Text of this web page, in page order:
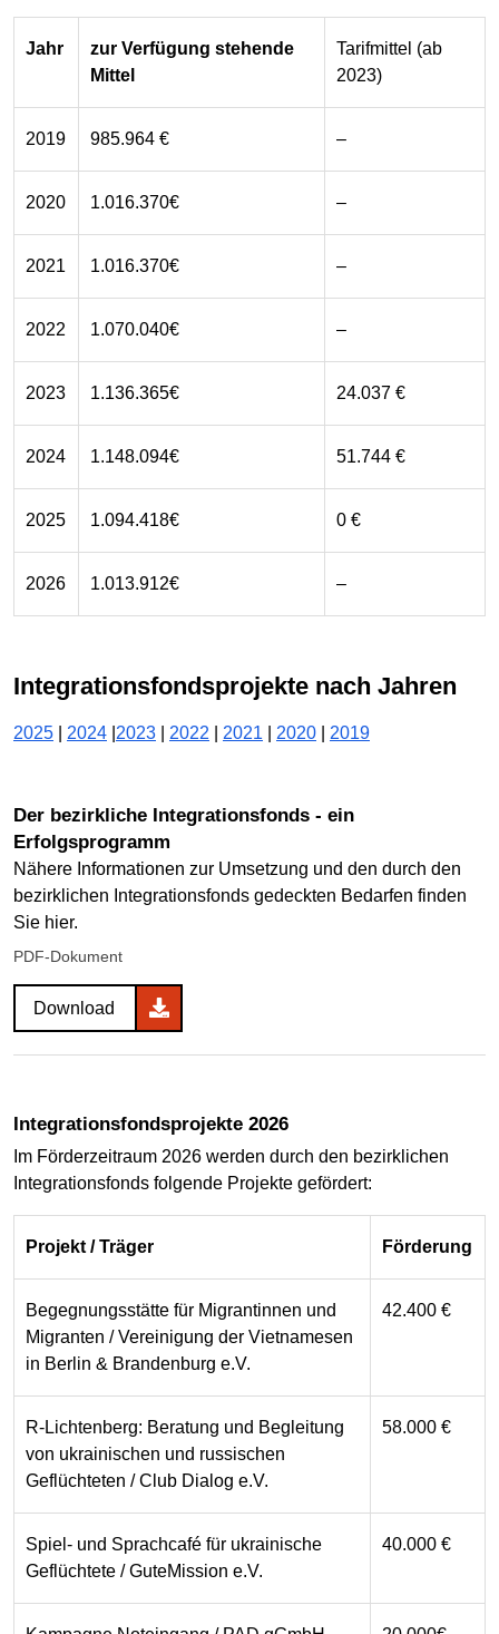
Jahr
zur Verfügung stehende
Mittel
Tarifmittel (ab
2023)
2019 985.964 € –
2020 1.016.370€ –
2021 1.016.370€ –
2022 1.070.040€ –
2023 1.136.365€ 24.037 €
2024 1.148.094€ 51.744 €
2025 1.094.418€ 0 €
2026 1.013.912€ –
Integrationsfondsprojekte nach Jahren
2025 2024 2023 2022 2021 2020 2019
Der bezirkliche Integrationsfonds - ein
Erfolgsprogramm
Nähere Informationen zur Umsetzung und den durch den
bezirklichen Integrationsfonds gedeckten Bedarfen finden
Sie hier.
PDF-Dokument
Download
Integrationsfondsprojekte 2026
Im Förderzeitraum 2026 werden durch den bezirklichen
Integrationsfonds folgende Projekte gefördert:
Projekt / Träger Förderung
Begegnungsstätte für Migrantinnen und
Migranten / Vereinigung der Vietnamesen
in Berlin & Brandenburg e.V.
42.400 €
R-Lichtenberg: Beratung und Begleitung
von ukrainischen und russischen
Geflüchteten / Club Dialog e.V.
58.000 €
Spiel- und Sprachcafé für ukrainische
Geflüchtete / GuteMission e.V.
40.000 €